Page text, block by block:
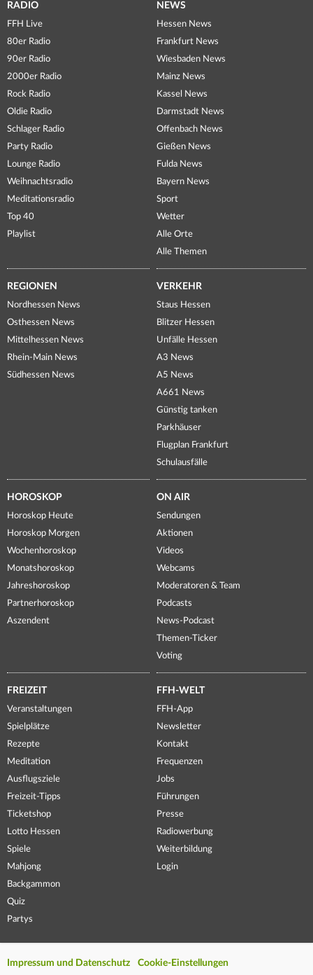
RADIO
FFH Live
80er Radio
90er Radio
2000er Radio
Rock Radio
Oldie Radio
Schlager Radio
Party Radio
Lounge Radio
Weihnachtsradio
Meditationsradio
Top 40
Playlist
NEWS
Hessen News
Frankfurt News
Wiesbaden News
Mainz News
Kassel News
Darmstadt News
Offenbach News
Gießen News
Fulda News
Bayern News
Sport
Wetter
Alle Orte
Alle Themen
REGIONEN
Nordhessen News
Osthessen News
Mittelhessen News
Rhein-Main News
Südhessen News
VERKEHR
Staus Hessen
Blitzer Hessen
Unfälle Hessen
A3 News
A5 News
A661 News
Günstig tanken
Parkhäuser
Flugplan Frankfurt
Schulausfälle
HOROSKOP
Horoskop Heute
Horoskop Morgen
Wochenhoroskop
Monatshoroskop
Jahreshoroskop
Partnerhoroskop
Aszendent
ON AIR
Sendungen
Aktionen
Videos
Webcams
Moderatoren & Team
Podcasts
News-Podcast
Themen-Ticker
Voting
FREIZEIT
Veranstaltungen
Spielplätze
Rezepte
Meditation
Ausflugsziele
Freizeit-Tipps
Ticketshop
Lotto Hessen
Spiele
Mahjong
Backgammon
Quiz
Partys
FFH-WELT
FFH-App
Newsletter
Kontakt
Frequenzen
Jobs
Führungen
Presse
Radiowerbung
Weiterbildung
Login
Impressum und Datenschutz Cookie-Einstellungen